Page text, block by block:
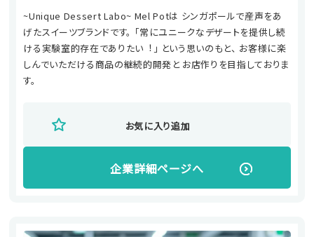
~Unique Dessert Labo~ Mel Potは シンガポールで産声をあ
げたスイーツブランドです。 「常にユニークなデザートを提供し続
ける実験室的存在でありたい︕」 という思いのもと、 お客様に楽
しんでいただける商品の継続的開発と お店作りを⽬指しておりま
す。
お気に入り追加
企業詳細ページへ